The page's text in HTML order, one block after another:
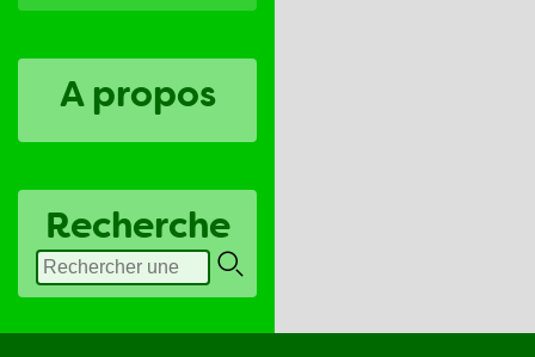
A propos
Recherche